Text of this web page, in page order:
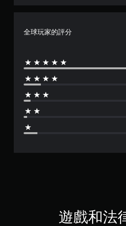
全球玩家的評分
遊戲和法